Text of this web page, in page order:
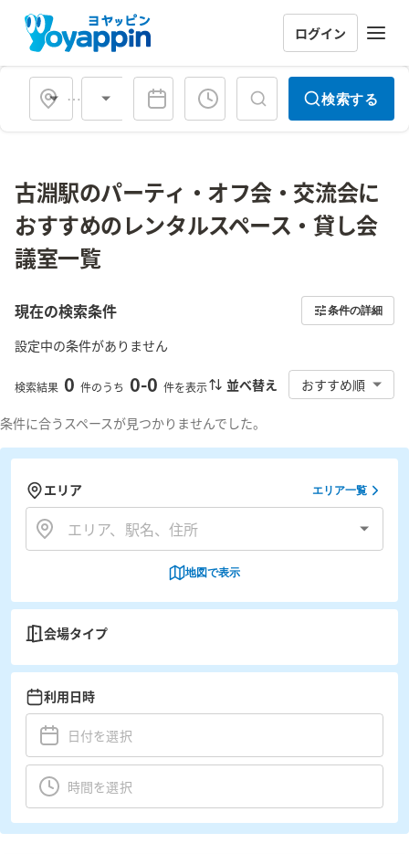
ログイン
会場タイプ 検索する
古淵駅のパーティ・オフ会・交流会に
おすすめのレンタルスペース・貸し会
議室一覧
現在の検索条件 条件の詳細
設定中の条件がありません
検索結果 0 件のうち 0-0 件を表示 並べ替え おすすめ順
条件に合うスペースが見つかりませんでした。
エリア エリア一覧
地図で表示
会場タイプ
利用日時